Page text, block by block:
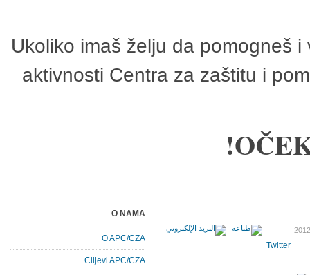
Ukoliko imaš želju da pomogneš
aktivnosti Centra za zaštitu i
Twitter
O NAMA
O APC/CZA
Ciljevi APC/CZA